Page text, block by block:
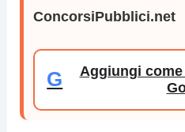
ConcorsiPubblici.net
G
Aggiungi